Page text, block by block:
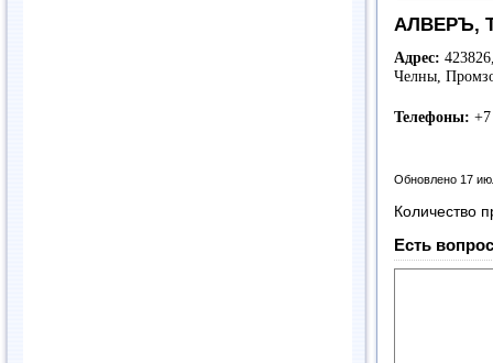
АЛВЕРЪ,
Адрес:
Челны,
Телефоны:
Обновлено 17
Количество
Есть